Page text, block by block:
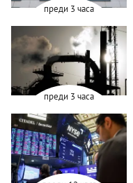
преди 3 часа
преди 3 часа